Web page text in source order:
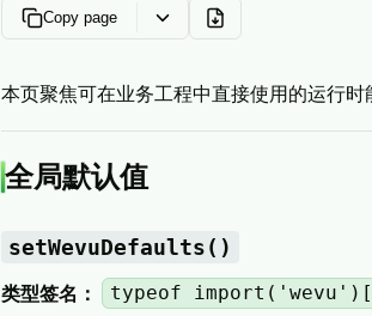
Copy page
本页聚焦可在业务工程中直接使用的运行
全局默认值
setWevuDefaults()
类型签名： typeof